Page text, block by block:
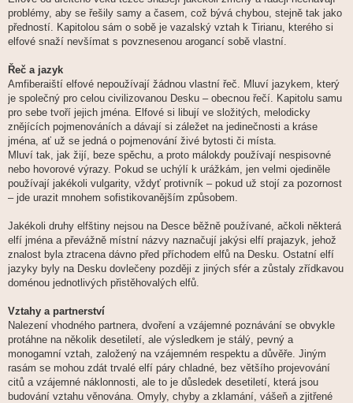
problémy, aby se řešily samy a časem, což bývá chybou, stejně tak jako
předností. Kapitolou sám o sobě je vazalský vztah k Tirianu, kterého si
elfové snaží nevšímat s povznesenou arogancí sobě vlastní.
Řeč a jazyk
Amfiberaiští elfové nepoužívají žádnou vlastní řeč. Mluví jazykem, který
je společný pro celou civilizovanou Desku – obecnou řečí. Kapitolu samu
pro sebe tvoří jejich jména. Elfové si libují ve složitých, melodicky
znějících pojmenováních a dávají si záležet na jedinečnosti a kráse
jména, ať už se jedná o pojmenování živé bytosti či místa.
Mluví tak, jak žijí, beze spěchu, a proto málokdy používají nespisovné
nebo hovorové výrazy. Pokud se uchýlí k urážkám, jen velmi ojediněle
používají jakékoli vulgarity, vždyť protivník – pokud už stojí za pozornost
– jde urazit mnohem sofistikovanějším způsobem.
Jakékoli druhy elfštiny nejsou na Desce běžně používané, ačkoli některá
elfí jména a převážně místní názvy naznačují jakýsi elfí prajazyk, jehož
znalost byla ztracena dávno před příchodem elfů na Desku. Ostatní elfí
jazyky byly na Desku dovlečeny později z jiných sfér a zůstaly zřídkavou
doménou jednotlivých přistěhovalých elfů.
Vztahy a partnerství
Nalezení vhodného partnera, dvoření a vzájemné poznávání se obvykle
protáhne na několik desetiletí, ale výsledkem je stálý, pevný a
monogamní vztah, založený na vzájemném respektu a důvěře. Jiným
rasám se mohou zdát trvalé elfí páry chladné, bez většího projevování
citů a vzájemné náklonnosti, ale to je důsledek desetiletí, která jsou
budování vztahu věnována. Omyly, chyby a zklamání, vášeň a zjitřené